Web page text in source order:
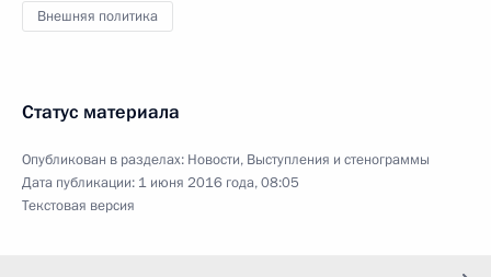
Внешняя политика
Статус материала
Опубликован в разделах: Новости, Выступления и стенограммы
Дата публикации: 1 июня 2016 года, 08:05
Текстовая версия